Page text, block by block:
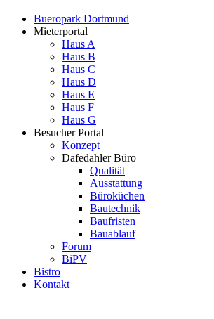
Bueropark Dortmund
Mieterportal
Haus A
Haus B
Haus C
Haus D
Haus E
Haus F
Haus G
Besucher Portal
Konzept
Dafedahler Büro
Qualität
Ausstattung
Büroküchen
Bautechnik
Baufristen
Bauablauf
Forum
BiPV
Bistro
Kontakt